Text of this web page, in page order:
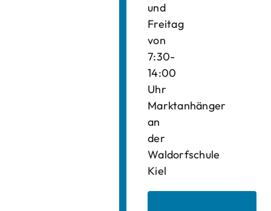
und
Freitag
von
7:30-
14:00
Uhr
Marktanhänger
an
der
Waldorfschule
Kiel